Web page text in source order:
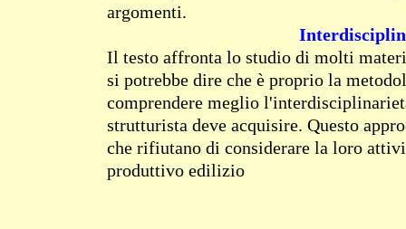
argomenti.
Il testo affronta lo studio di molti
si potrebbe dire che è proprio la
comprendere meglio
strutturista deve acquisire. Questo
che rifiutano di considerare la loro
produttivo edilizio